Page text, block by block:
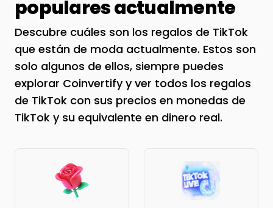
populares actualmente
Descubre cuáles son los regalos de TikTok
que están de moda actualmente. Estos son
solo algunos de ellos, siempre puedes
explorar Coinvertify y ver todos los regalos
de TikTok con sus precios en monedas de
TikTok y su equivalente en dinero real.